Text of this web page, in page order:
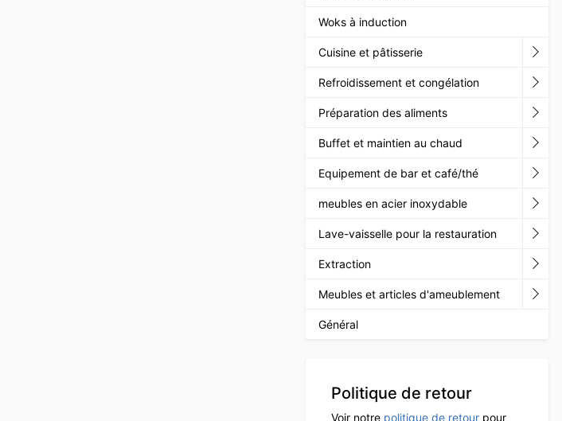
Woks à induction
Cuisine et pâtisserie
Refroidissement et congélation
Préparation des aliments
Buffet et maintien au chaud
Equipement de bar et café/thé
meubles en acier inoxydable
Lave-vaisselle pour la restauration
Extraction
Meubles et articles d'ameublement
Général
Politique de retour
Voir notre politique de retour pour